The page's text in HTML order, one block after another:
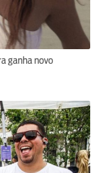
ganha novo